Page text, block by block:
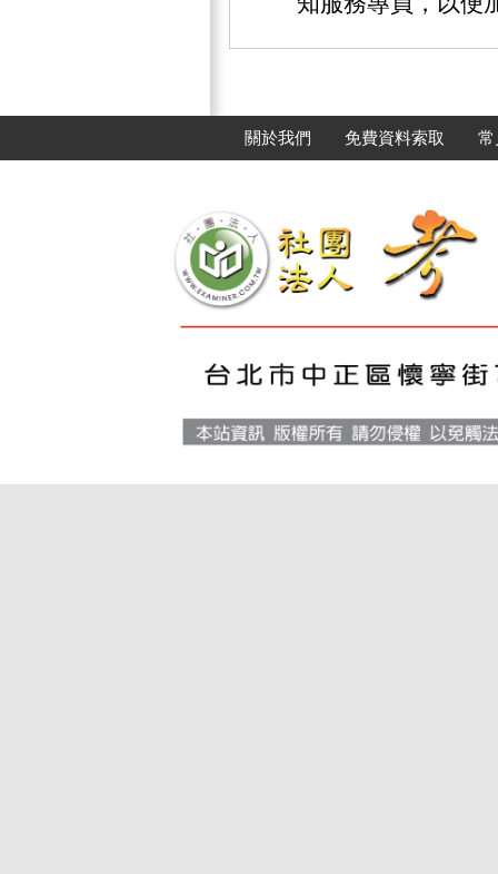
關於我們 免費資料索取 常